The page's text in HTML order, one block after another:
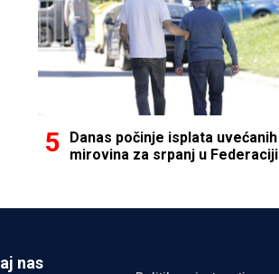
Danas počinje isplata uvećanih
mirovina za srpanj u Federaciji
nas